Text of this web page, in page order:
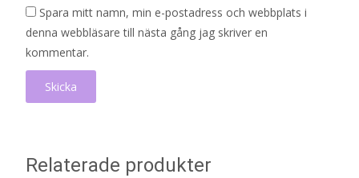
Spara mitt namn, min e-postadress och webbplats i
denna webbläsare till nästa gång jag skriver en
kommentar.
Relaterade produkter